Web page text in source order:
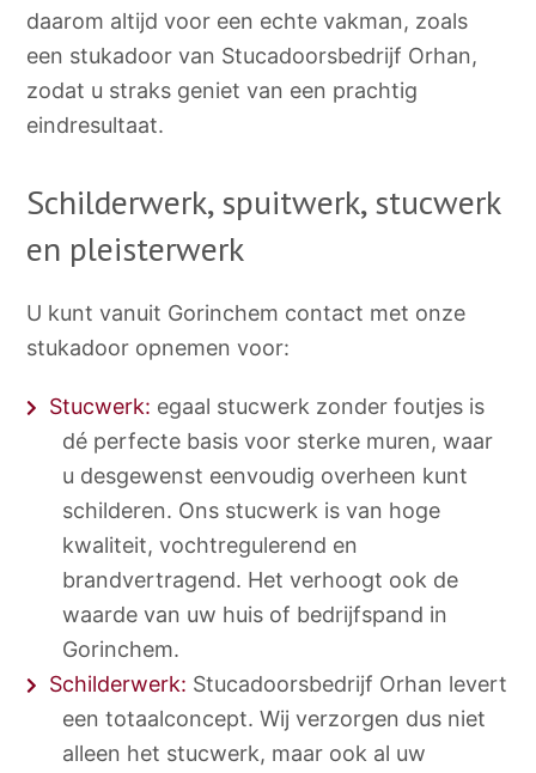
daarom altijd voor een echte vakman, zoals
een stukadoor van Stucadoorsbedrijf Orhan,
zodat u straks geniet van een prachtig
eindresultaat.
Schilderwerk, spuitwerk, stucwerk
en pleisterwerk
U kunt vanuit Gorinchem contact met onze
stukadoor opnemen voor:
Stucwerk: egaal stucwerk zonder foutjes is
dé perfecte basis voor sterke muren, waar
u desgewenst eenvoudig overheen kunt
schilderen. Ons stucwerk is van hoge
kwaliteit, vochtregulerend en
brandvertragend. Het verhoogt ook de
waarde van uw huis of bedrijfspand in
Gorinchem.
Schilderwerk: Stucadoorsbedrijf Orhan levert
een totaalconcept. Wij verzorgen dus niet
alleen het stucwerk, maar ook al uw